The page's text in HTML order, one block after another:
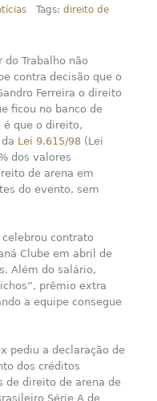
Tags:direito de
do Trabalho não
contra decisão que o
Ferreira o direito
ficou no banco de
é que o direito,
Lei 9.615/98 (Lei
dos valores
de arena em
do evento, sem
contrato
Clube em abril de
Além do salário,
prêmio extra
a equipe consegue
pediu a declaração de
dos créditos
de direito de arena de
Série A de